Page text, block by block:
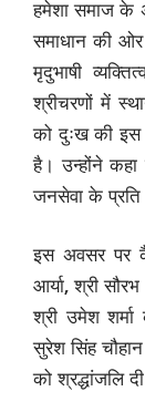
हमेशा समाज के
समाधान की
मृदुभाषी
श्रीचरणों में
को दुःख की इस
है। उन्होंने कहा
जनसेवा के प्रति
इस अवसर पर
आर्या,श्री
श्री उमेश
सुरेश सिंह चौहान
को श्रद्धांजलि